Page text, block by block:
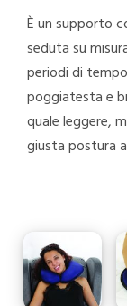
È un supporto
seduta su
periodi di
poggiatesta e
quale leggere,
giusta postura